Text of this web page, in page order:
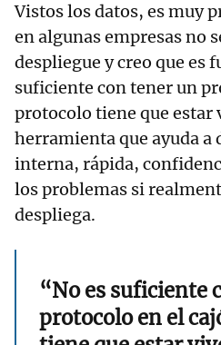
Vistos los datos, es muy
en algunas empresas no
despliegue y creo que es
suficiente con tener un
protocolo tiene que estar
herramienta que ayuda a
interna, rápida,
los problemas si
despliega.
“No es suficiente
protocolo en el